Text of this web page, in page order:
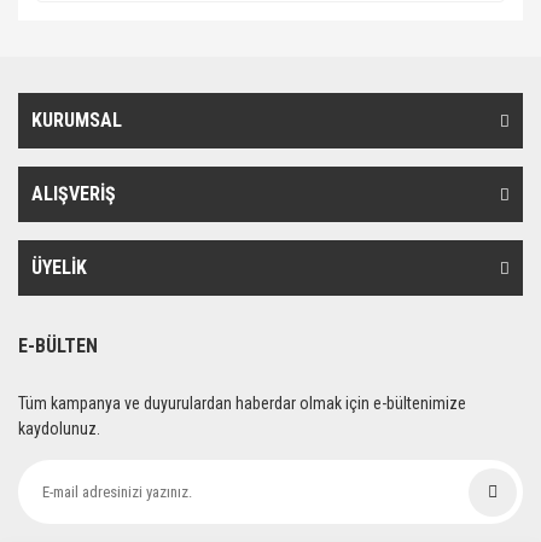
KURUMSAL
ALIŞVERİŞ
ÜYELİK
E-BÜLTEN
Tüm kampanya ve duyurulardan haberdar olmak için e-bültenimize
kaydolunuz.